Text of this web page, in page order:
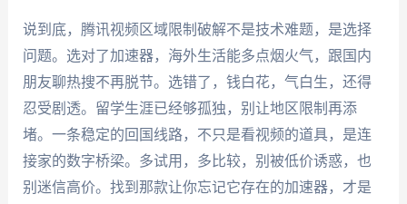
说到底，腾讯视频区域限制破解不是技术难题，是选择
问题。选对了加速器，海外生活能多点烟火气，跟国内
朋友聊热搜不再脱节。选错了，钱白花，气白生，还得
忍受剧透。留学生涯已经够孤独，别让地区限制再添
堵。一条稳定的回国线路，不只是看视频的道具，是连
接家的数字桥梁。多试用，多比较，别被低价诱惑，也
别迷信高价。找到那款让你忘记它存在的加速器，才是